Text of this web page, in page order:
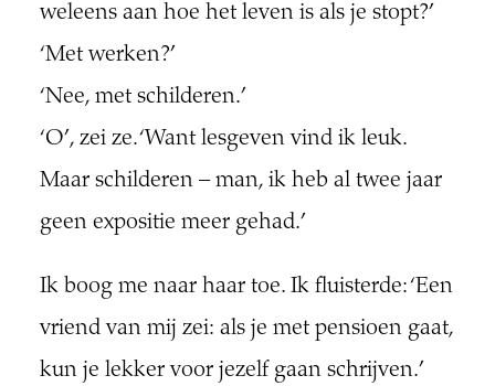
weleens aan hoe het leven is als je stopt?’
‘Met werken?’
‘Nee, met schilderen.’
‘O’, zei ze. ‘Want lesgeven vind ik leuk.
Maar schilderen – man, ik heb al twee jaar
geen expositie meer gehad.’
Ik boog me naar haar toe. Ik fluisterde: ‘Een
vriend van mij zei: als je met pensioen gaat,
kun je lekker voor jezelf gaan schrijven.’